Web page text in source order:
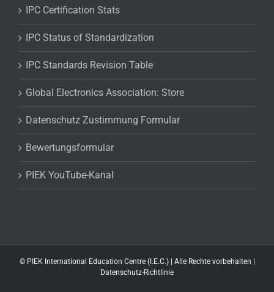
IPC Certification Stats
IPC Status of Standardization
IPC Standards Revision Table
Global Electronics Association: Store
Datenschutz Zustimmung Formular
Bewertungsformular
PIEK YouTube-Kanal
©PIEK International Education Centre (I.E.C.) | Alle Rechte vorbehalten |
Datenschutz-Richtlinie